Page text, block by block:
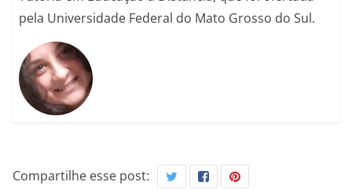
pela Universidade Federal do Mato Grosso do Sul.
Compartilhe esse post: